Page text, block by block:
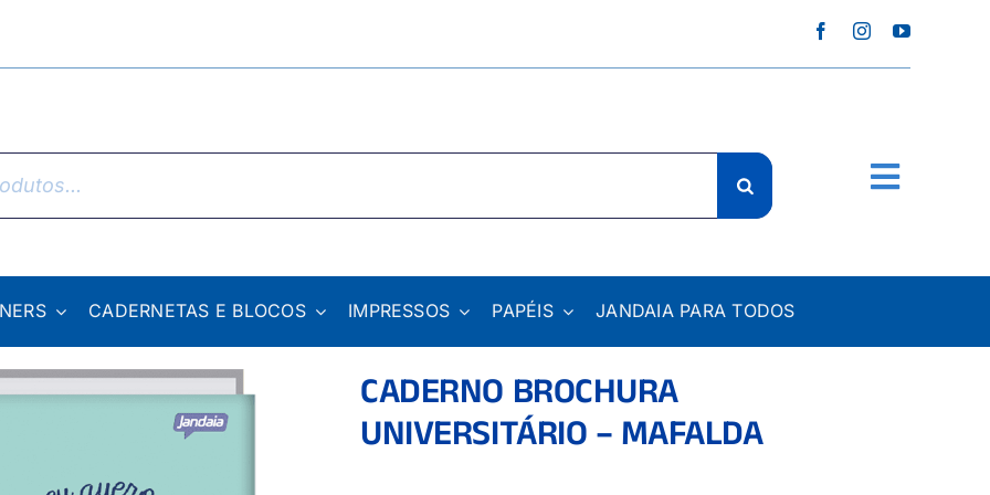
CADERNETAS E BLOCOS IMPRESSOS PAPÉIS JANDAIA PARA TODOS
CADERNO BROCHURA
UNIVERSITÁRIO – MAFALDA